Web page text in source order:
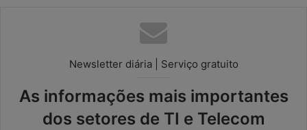
Newsletter diária | Serviço gratuito
As informações mais importantes
dos setores de TI e Telecom